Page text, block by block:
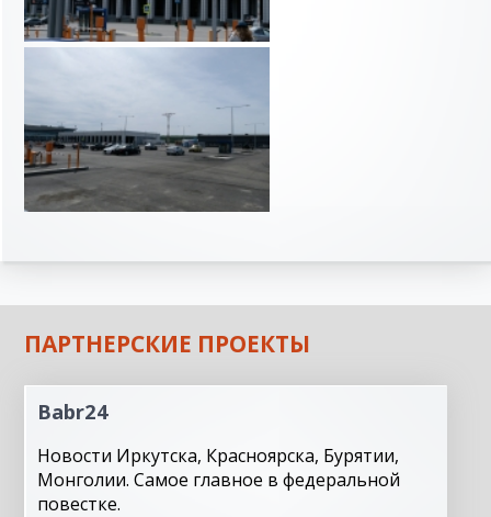
ПАРТНЕРСКИЕ ПРОЕКТЫ
Babr24
Новости Иркутска, Красноярска, Бурятии,
Монголии. Самое главное в федеральной
повестке.